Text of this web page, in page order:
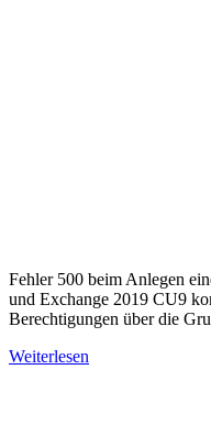
Fehler 500 beim Anlegen
und Exchange 2019 CU9
Berechtigungen über die
Weiterlesen